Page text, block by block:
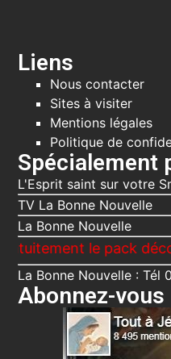
Liens
Nous contacter
Sites à visiter
Mentions légales
Politique de
Spécialement
L'Esprit saint sur votre
TV La Bonne Nouvelle
La Bonne Nouvelle
le pack
La Bonne Nouvelle : Tél
Abonnez-vous